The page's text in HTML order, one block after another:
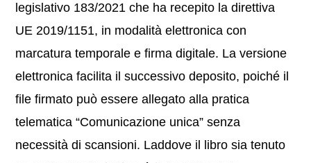
legislativo 183/2021 che ha recepito la direttiva
UE 2019/1151, in modalità elettronica con
marcatura temporale e firma digitale. La versione
elettronica facilita il successivo deposito, poiché il
file firmato può essere allegato alla pratica
telematica “Comunicazione unica” senza
necessità di scansioni. Laddove il libro sia tenuto